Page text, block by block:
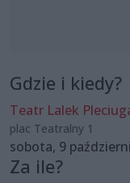
Gdzie i kiedy?
Teatr Lalek
plac Teatralny 1
sobota, 9
Za ile?